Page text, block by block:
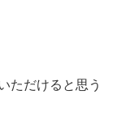
ただけると思う